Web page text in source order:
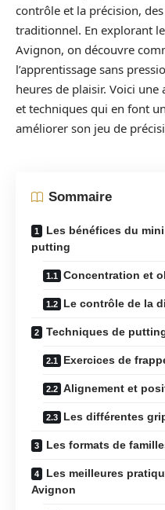
contrôle et la précision,
traditionnel. En explorant
Avignon, on découvre
l’apprentissage sans
heures de plaisir. Voici une
et techniques qui en font
améliorer son jeu de
Sommaire
Les bénéfices du
putting
Concentration et
Le contrôle de la
Techniques de
Exercices de
Alignement et
Les différentes
Les formats de
Les meilleures
Avignon